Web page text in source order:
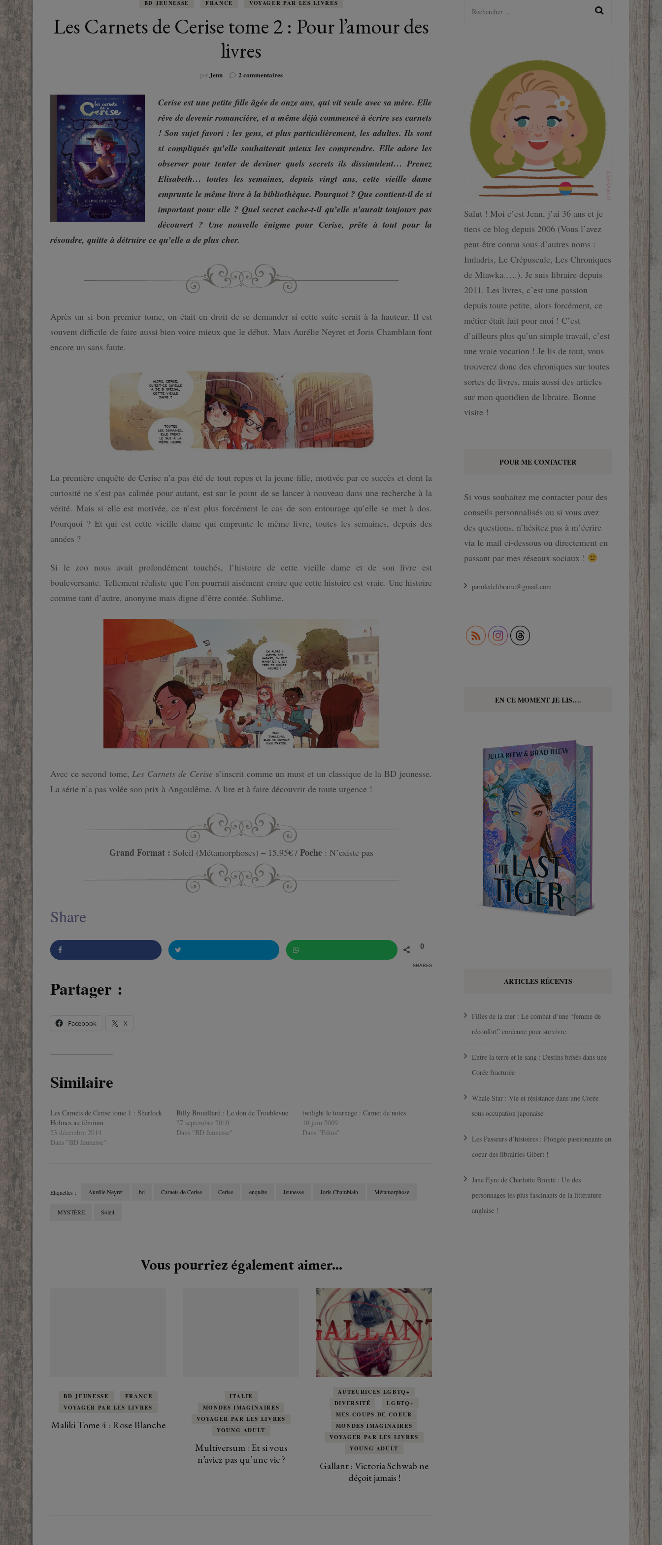
PARANORMAL
HISTOIRE
BIOGRAPHIE
TÉMOIGNAGES
POLAR
FANTASY
ADOS
YOUNG ADULT
DRAME / ROMANCE
TRANCHE DE VIE
MAGICAL GIRL
HORREUR
SHÔJO
SHÔNEN
SEINEN
ESPAGNE
FRANCE
GRANDE-BRETAGNE
ITALIE
PROCHE-ORIENT
MONDES IMAGINAIRES
RUSSIE
K-POP
BD JEUNESSE FRANCE VOYAGER PAR LES LIVRES
Les Carnets de Cerise tome 2 : Pour l’amour des
livres
parJenn 2 commentairessur
de
Cerise
tome
2
Pour
l’amour
livres
Cerise est une petite fille âgée de onze ans, qui vit seule avec sa mère. Elle
rêve de devenir romancière, et a même déjà commencé à écrire ses carnets
! Son sujet favori : les gens, et plus particulièrement, les adultes. Ils sont
si compliqués qu’elle souhaiterait mieux les comprendre. Elle adore les
observer pour tenter de deviner quels secrets ils dissimulent… Prenez
Elisabeth… toutes les semaines, depuis vingt ans, cette vieille dame
emprunte le même livre à la bibliothèque. Pourquoi ? Que contient-il de si
important pour elle ? Quel secret cache-t-il qu’elle n’aurait toujours pas
découvert ? Une nouvelle énigme pour Cerise, prête à tout pour la
résoudre, quitte à détruire ce qu’elle a de plus cher.
Après un si bon premier tome, on était en droit de se demander si cette suite serait à la hauteur. Il est
souvent difficile de faire aussi bien voire mieux que le début. Mais Aurélie Neyret et Joris Chamblain font
encore un sans-faute.
La première enquête de Cerise n’a pas été de tout repos et la jeune fille, motivée par ce succès et dont la
curiosité ne s’est pas calmée pour autant, est sur le point de se lancer à nouveau dans une recherche à la
vérité. Mais si elle est motivée, ce n’est plus forcément le cas de son entourage qu’elle se met à dos.
Pourquoi ? Et qui est cette vieille dame qui emprunte le même livre, toutes les semaines, depuis des
années ?
Si le zoo nous avait profondément touchés, l’histoire de cette vieille dame et de son livre est
bouleversante. Tellement réaliste que l’on pourrait aisément croire que cette histoire est vraie. Une histoire
comme tant d’autre, anonyme mais digne d’être contée. Sublime.
Avec ce second tome, Les Carnets de Cerise s’inscrit comme un must et un classique de la BD jeunesse.
La série n’a pas volée son prix à Angoulême. A lire et à faire découvrir de toute urgence !
Grand Format : Soleil (Métamorphoses) – 15,95€ / Poche: N’existe pas
Share
0
SHARES
Partager :
Facebook X
Similaire
Les Carnets de Cerise tome 1 : Sherlock
Holmes au féminin
23 décembre 2014
Dans "BD Jeunesse"
Billy Brouillard : Le don de Troublevue
27 septembre 2010
Dans "BD Jeunesse"
twilight le tournage : Carnet de notes
10 juin 2009
Dans "Films"
Étiquettes : Aurélie Neyret bd Carnets de Cerise Cerise enquête Jeunesse Joris Chamblain Métamorphose
MYSTÈRE Soleil
Vous pourriez également aimer...
BD JEUNESSE
FRANCE
VOYAGER PAR LES LIVRES
Maliki Tome 4 : Rose Blanche
ITALIE
MONDES IMAGINAIRES
VOYAGER PAR LES LIVRES
YOUNG ADULT
Multiversum : Et si vous
n’aviez pas qu’une vie ?
AUTEURICES LGBTQ+
DIVERSITÉ
LGBTQ+
MES COUPS DE COEUR
MONDES IMAGINAIRES
VOYAGER PAR LES LIVRES
YOUNG ADULT
Gallant : Victoria Schwab ne
déçoit jamais !
Rechercher :
Salut ! Moi c’est Jenn, j’ai 36 ans et je
tiens ce blog depuis 2006 (Vous l’avez
peut-être connu sous d’autres noms :
Imladris, Le Crépuscule, Les Chroniques
de Miawka…..). Je suis libraire depuis
2011. Les livres, c’est une passion
depuis toute petite, alors forcément, ce
métier était fait pour moi ! C’est
d’ailleurs plus qu’un simple travail, c’est
une vraie vocation ! Je lis de tout, vous
trouverez donc des chroniques sur toutes
sortes de livres, mais aussi des articles
sur mon quotidien de libraire. Bonne
visite !
POUR ME CONTACTER
Si vous souhaitez me contacter pour des
conseils personnalisés ou si vous avez
des questions, n’hésitez pas à m’écrire
via le mail ci-dessous ou directement en
passant par mes réseaux sociaux !
paroledelibraire@gmail.com
EN CE MOMENT JE LIS….
ARTICLES RÉCENTS
Filles de la mer : Le combat d’une “femme de
réconfort” coréenne pour survivre
Entre la terre et le sang : Destins brisés dans une
Corée fracturée
Whale Star : Vie et résistance dans une Corée
sous occupation japonaise
Les Passeurs d’histoires : Plongée passionnante au
coeur des librairies Gibert !
Jane Eyre de Charlotte Brontë : Un des
personnages les plus fascinants de la littérature
anglaise !